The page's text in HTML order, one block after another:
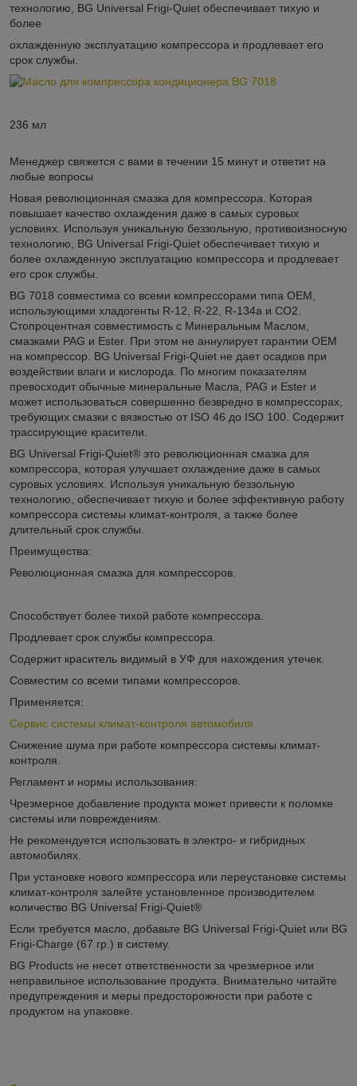
технологию, BG Universal Frigi-Quiet обеспечивает тихую и
более
охлажденную эксплуатацию компрессора и продлевает его
срок службы.
236 мл
Менеджер свяжется с вами в течении 15 минут и ответит на
любые вопросы
Новая революционная смазка для компрессора. Которая
повышает качество охлаждения даже в самых суровых
условиях. Используя уникальную беззольную, противоизносную
технологию, BG Universal Frigi-Quiet обеспечивает тихую и
более охлажденную эксплуатацию компрессора и продлевает
его срок службы.
BG 7018 совместима со всеми компрессорами типа OEM,
использующими хладогенты R-12, R-22, R-134a и CO2.
Стопроцентная совместимость с Минеральным Маслом,
смазками PAG и Ester. При этом не аннулирует гарантии OEM
на компрессор. BG Universal Frigi-Quiet не дает осадков при
воздействии влаги и кислорода. По многим показателям
превосходит обычные минеральные Масла, PAG и Ester и
может использоваться совершенно безвредно в компрессорах,
требующих смазки с вязкостью от ISO 46 до ISO 100. Содержит
трассирующие красители.
BG Universal Frigi-Quiet® это революционная смазка для
компрессора, которая улучшает охлаждение даже в самых
суровых условиях. Используя уникальную беззольную
технологию, обеспечивает тихую и более эффективную работу
компрессора системы климат-контроля, а также более
длительный срок службы.
Преимущества:
Революционная смазка для компрессоров.
Способствует более тихой работе компрессора.
Продлевает срок службы компрессора.
Содержит краситель видимый в УФ для нахождения утечек.
Совместим со всеми типами компрессоров.
Применяется:
Сервис системы климат-контроля автомобиля.
Снижение шума при работе компрессора системы климат-
контроля.
Регламент и нормы использования:
Чрезмерное добавление продукта может привести к поломке
системы или повреждениям.
Не рекомендуется использовать в электро- и гибридных
автомобилях.
При установке нового компрессора или переустановке системы
климат-контроля залейте установленное производителем
количество BG Universal Frigi-Quiet®
Если требуется масло, добавьте BG Universal Frigi-Quiet или BG
Frigi-Charge (67 гр.) в систему.
BG Products не несет ответственности за чрезмерное или
неправильное использование продукта. Внимательно читайте
предупреждения и меры предосторожности при работе с
продуктом на упаковке.